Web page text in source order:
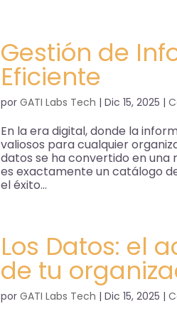
Gestión de
Eficiente
porGATI Labs Tech |Dic 15, 2025 |
En la era digital, donde la
valiosos para cualquier
datos se ha convertido en una
es exactamente un catálogo
el éxito...
Los Datos: el
de tu
porGATI Labs Tech |Dic 15, 2025 |